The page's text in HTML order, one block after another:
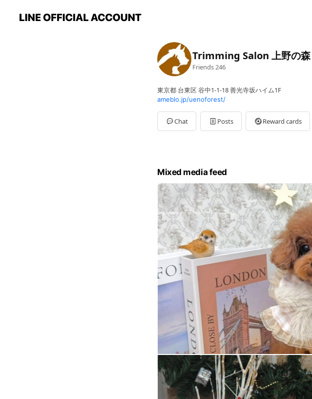
Trimming Salon 上野の森
Friends 246
東京都 台東区 谷中1-1-18 善光寺坂ハイム1F
ameblo.jp/uenoforest/
Chat Posts Reward cards
Mixed media feed